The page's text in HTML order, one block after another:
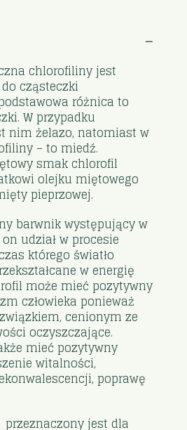
chlorofiliny jest
cząsteczki
różnica to
W przypadku
nim żelazo, natomiast w
– to miedź.
smak chlorofil
olejku miętowego
pieprzowej.
barwnik występujący w
udział w procesie
którego światło
w energię
może mieć pozytywny
człowieka ponieważ
cenionym ze
oczyszczające.
mieć pozytywny
witalności,
poprawę
jest dla